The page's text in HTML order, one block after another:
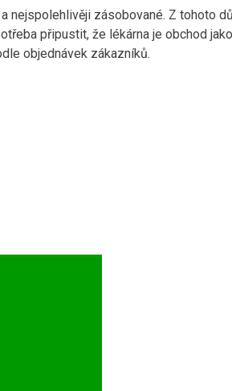
nejspolehlivěji zásobované. Z tohoto
připustit, že lékárna je obchod
objednávek zákazníků.